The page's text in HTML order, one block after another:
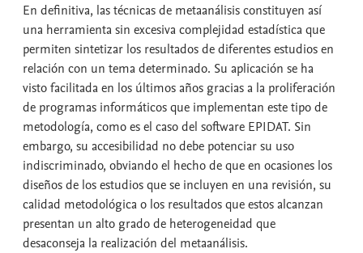
En definitiva, las técnicas de metaanálisis constituyen así
una herramienta sin excesiva complejidad estadística que
permiten sintetizar los resultados de diferentes estudios en
relación con un tema determinado. Su aplicación se ha
visto facilitada en los últimos años gracias a la proliferación
de programas informáticos que implementan este tipo de
metodología, como es el caso del software EPIDAT. Sin
embargo, su accesibilidad no debe potenciar su uso
indiscriminado, obviando el hecho de que en ocasiones los
diseños de los estudios que se incluyen en una revisión, su
calidad metodológica o los resultados que estos alcanzan
presentan un alto grado de heterogeneidad que
desaconseja la realización del metaanálisis.